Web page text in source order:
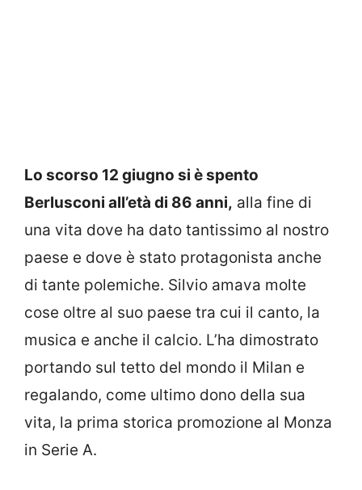
Lo scorso 12 giugno si è spento
Berlusconi all’età di 86 anni, alla fine di
una vita dove ha dato tantissimo al nostro
paese e dove è stato protagonista anche
di tante polemiche. Silvio amava molte
cose oltre al suo paese tra cui il canto, la
musica e anche il calcio. L’ha dimostrato
portando sul tetto del mondo il Milan e
regalando, come ultimo dono della sua
vita, la prima storica promozione al Monza
in Serie A.